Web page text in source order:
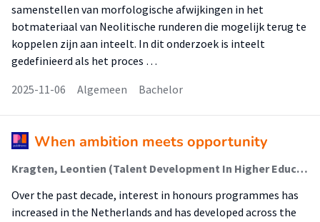
samenstellen van morfologische afwijkingen in het
botmateriaal van Neolitische runderen die mogelijk terug te
koppelen zijn aan inteelt. In dit onderzoek is inteelt
gedefinieerd als het proces …
2025-11-06
Algemeen Bachelor
When ambition meets opportunity
Kragten, Leontien (Talent Development In Higher Education And Society); de Klein, Sven; Hamoen, Job; Ruepert, Norbert
Over the past decade, interest in honours programmes has
increased in the Netherlands and has developed across the